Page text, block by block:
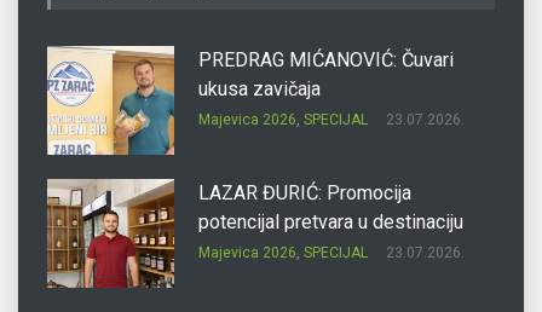
PREDRAG MIĆANOVIĆ: Čuvari
ukusa zavičaja
Majevica 2026, SPECIJAL 23.07.2026.
LAZAR ĐURIĆ: Promocija
potencijal pretvara u destinaciju
Majevica 2026, SPECIJAL 23.07.2026.